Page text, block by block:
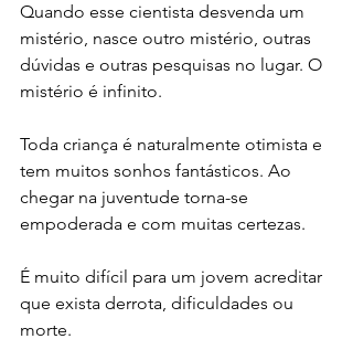
Quando esse cientista desvenda um
mistério, nasce outro mistério, outras
dúvidas e outras pesquisas no lugar. O
mistério é infinito.
Toda criança é naturalmente otimista e
tem muitos sonhos fantásticos. Ao
chegar na juventude torna-se
empoderada e com muitas certezas.
É muito difícil para um jovem acreditar
que exista derrota, dificuldades ou
morte.